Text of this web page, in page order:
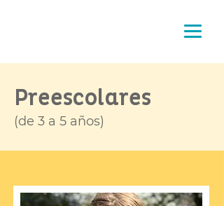
(de 3 a 5 años)
Preescolares